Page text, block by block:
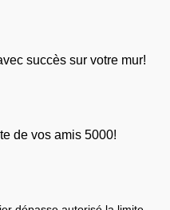
succès sur votre mur!
de vos amis 5000!